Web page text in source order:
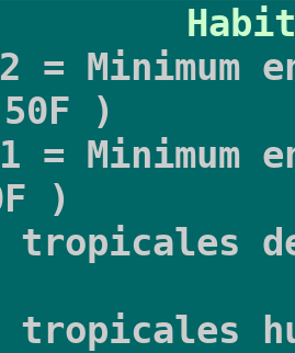
= Minimum
)
= Minimum
)
tropicales
tropicales